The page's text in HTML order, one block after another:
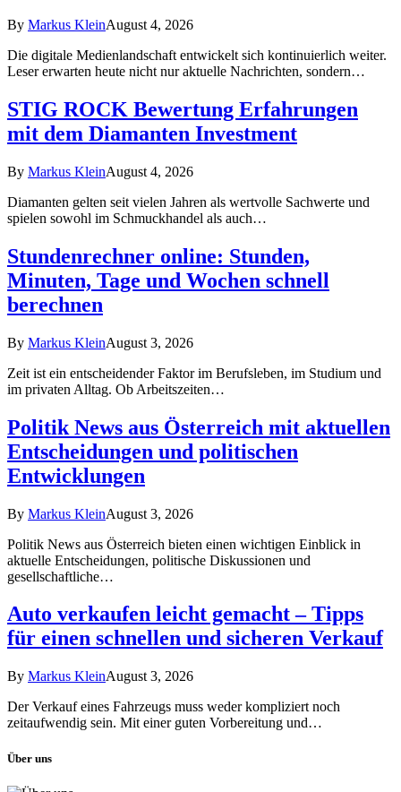
By Markus KleinAugust 4, 2026
Die digitale Medienlandschaft entwickelt sich kontinuierlich weiter.
Leser erwarten heute nicht nur aktuelle Nachrichten, sondern…
STIG ROCK Bewertung Erfahrungen
mit dem Diamanten Investment
By Markus KleinAugust 4, 2026
Diamanten gelten seit vielen Jahren als wertvolle Sachwerte und
spielen sowohl im Schmuckhandel als auch…
Stundenrechner online: Stunden,
Minuten, Tage und Wochen schnell
berechnen
By Markus KleinAugust 3, 2026
Zeit ist ein entscheidender Faktor im Berufsleben, im Studium und
im privaten Alltag. Ob Arbeitszeiten…
Politik News aus Österreich mit aktuellen
Entscheidungen und politischen
Entwicklungen
By Markus KleinAugust 3, 2026
Politik News aus Österreich bieten einen wichtigen Einblick in
aktuelle Entscheidungen, politische Diskussionen und
gesellschaftliche…
Auto verkaufen leicht gemacht – Tipps
für einen schnellen und sicheren Verkauf
By Markus KleinAugust 3, 2026
Der Verkauf eines Fahrzeugs muss weder kompliziert noch
zeitaufwendig sein. Mit einer guten Vorbereitung und…
Über uns